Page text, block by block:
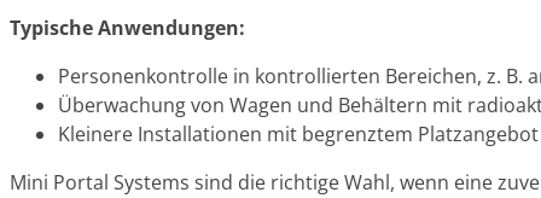
Typische Anwendungen:
Personenkontrolle in kontrollierten Bereichen, z. B.
Überwachung von Wagen und Behältern mit
Kleinere Installationen mit begrenztem Platzangebot
Mini Portal Systems sind die richtige Wahl, wenn eine